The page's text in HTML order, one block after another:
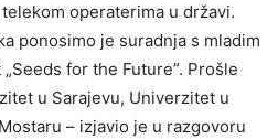
operaterima u državi.
ponosimo je suradnja s mladim
for the Future”. Prošle
u Sarajevu, Univerzitet u
– izjavio je u razgovoru